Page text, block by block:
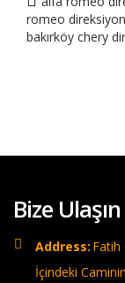
romeo
bakırköy chery
Bize Ulaşın
Address: Fatih
İçindeki